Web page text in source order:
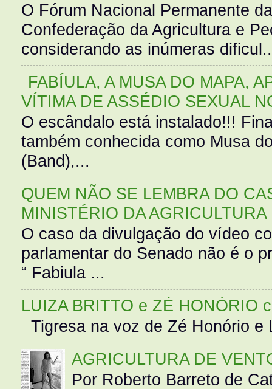
O Fórum Nacional Permanente
Confederação da Agricultura e
considerando as inúmeras
FABÍULA, A MUSA DO MAPA,
VÍTIMA DE ASSÉDIO SEXUAL
O escândalo está instalado!!!
também conhecida como Musa
(Band),...
QUEM NÃO SE LEMBRA DO
MINISTÉRIO DA AGRICULTURA
O caso da divulgação do vídeo
parlamentar do Senado não é o
“ Fabiula ...
LUIZA BRITTO e ZÉ HONÓRIO
Tigresa na voz de Zé Honório
AGRICULTURA DE
Por Roberto Barreto de